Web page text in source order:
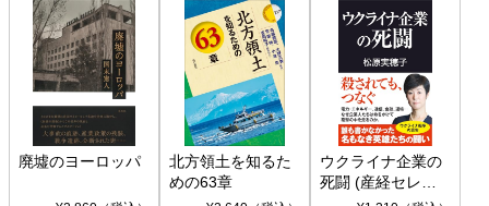
廃墟のヨーロッパ
北方領土を知るた
めの63章
ウクライナ企業の
死闘 (産経セレク